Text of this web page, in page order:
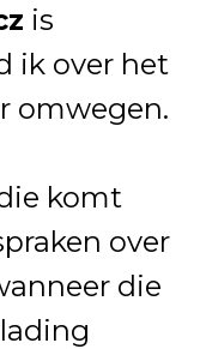
is
ik over het
omwegen.
komt
over
die